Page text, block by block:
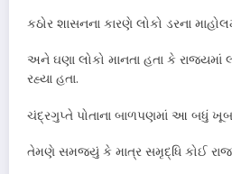
કઠોર શાસનના કારણે લોકો ડરના
અને ઘણા લોકો માનતા હતા કે રાજ્યમાં
રહ્યા હતા.
ચંદ્રગુપ્તે પોતાના બાળપણમાં આ બધું
તેમણે સમજ્યું કે માત્ર સમૃદ્ધિ કોઈ